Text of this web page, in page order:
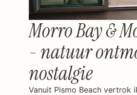
Morro Bay &
- natuur
nostalgie
Vanuit Pismo Beach vertrok